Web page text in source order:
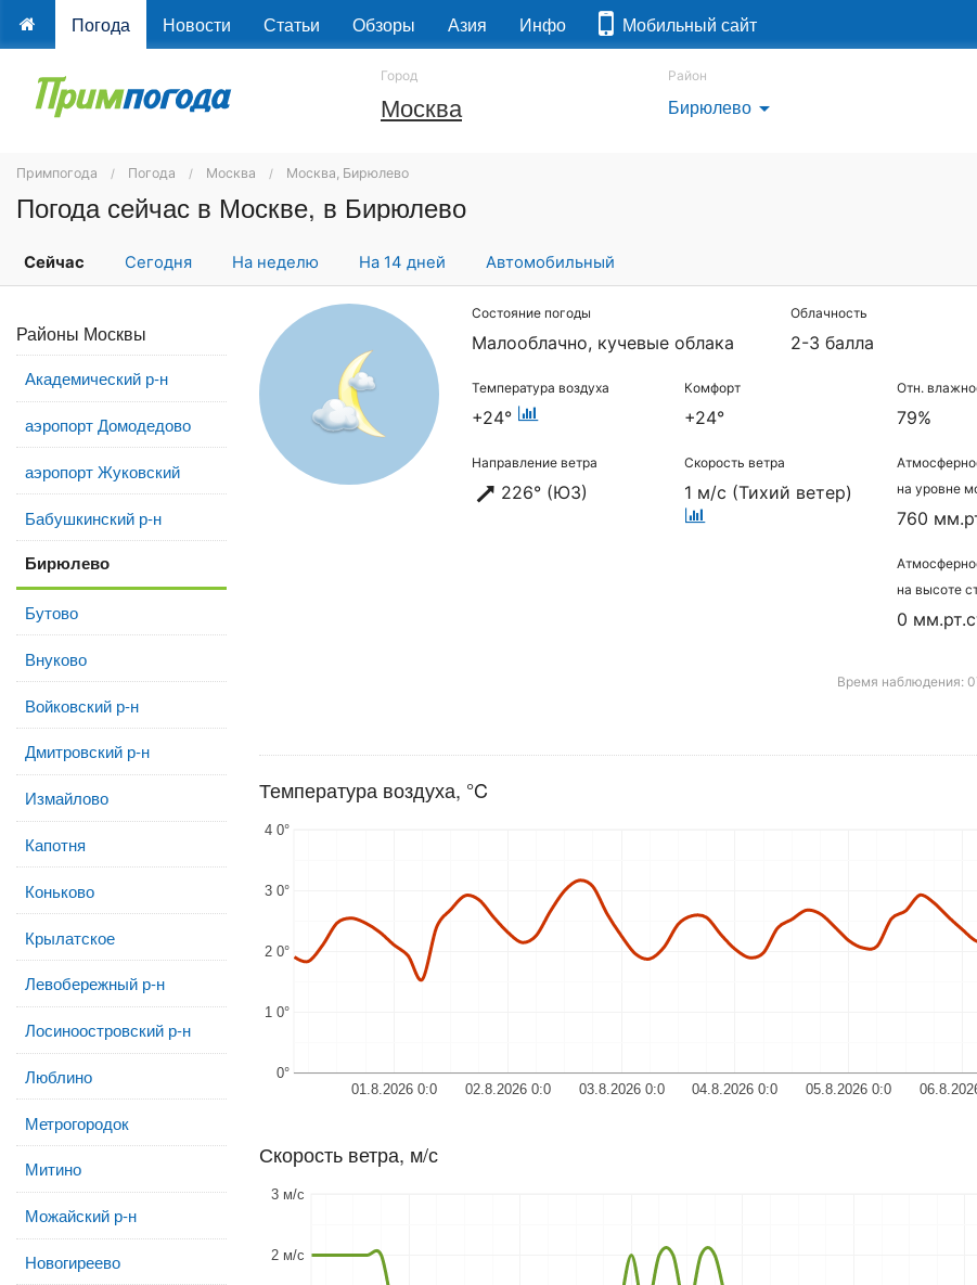
Погода Новости Статьи Обзоры Азия Инфо Мобильный сайт
Город
Москва
Район
Бирюлево arrow_drop_down
Примпогода Погода Москва Москва, Бирюлево
Погода сейчас в Москве, в Бирюлево
Сейчас Сегодня На неделю На 14 дней Автомобильный
Районы Москвы
Академический р-н
аэропорт Домодедово
аэропорт Жуковский
Бабушкинский р-н
Бирюлево
Бутово
Внуково
Войковский р-н
Дмитровский р-н
Измайлово
Капотня
Коньково
Крылатское
Левобережный р-н
Лосиноостровский р-н
Люблино
Метрогородок
Митино
Можайский р-н
Новогиреево
Состояние погоды
Малооблачно, кучевые облака
Облачность
2-3 балла
Температура воздуха
+24°
Комфорт
+24°
Отн.
79%
Направление ветра
226° (ЮЗ)
Скорость ветра
1 м/с (Тихий ветер)
на уровне
760
на высоте
0
Время наблюдения:
Температура воздуха, °C
01.8.2026 0:0 02.8.2026 0:0 03.8.2026 0:0 04.8.2026 0:0 05.8.2026 0:0
0°
1 0°
2 0°
3 0°
4 0°
Скорость ветра, м/с
2 м/с
3 м/с